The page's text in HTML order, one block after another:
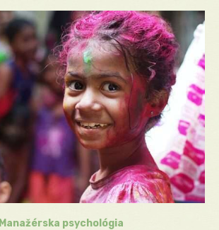
Manažérska psychológia